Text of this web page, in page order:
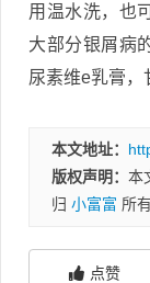
用温水洗，也
大部分银屑病
尿素维e乳膏，
本文地址：
版权声明： 本
归 小富富 所
点赞